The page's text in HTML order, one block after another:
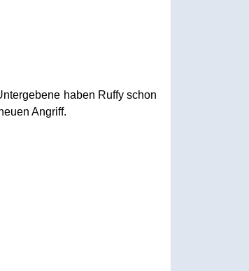
haben Ruffy schon
Angriff.